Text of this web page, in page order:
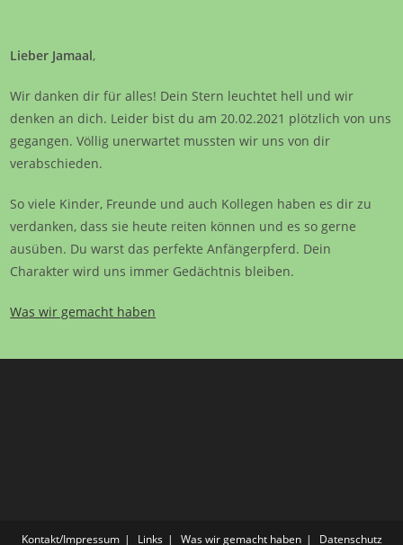
Lieber Jamaal,
Wir danken dir für alles! Dein Stern leuchtet hell und wir
denken an dich. Leider bist du am 20.02.2021 plötzlich von uns
gegangen. Völlig unerwartet mussten wir uns von dir
verabschieden.
So viele Kinder, Freunde und auch Kollegen haben es dir zu
verdanken, dass sie heute reiten können und es so gerne
ausüben. Du warst das perfekte Anfängerpferd. Dein
Charakter wird uns immer Gedächtnis bleiben.
Was wir gemacht haben
Kontakt/Impressum Links Was wir gemacht haben Datenschutz